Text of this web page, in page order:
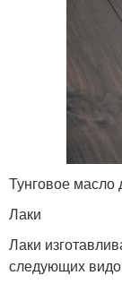
Тунговое масло
Лаки
Лаки
следующих